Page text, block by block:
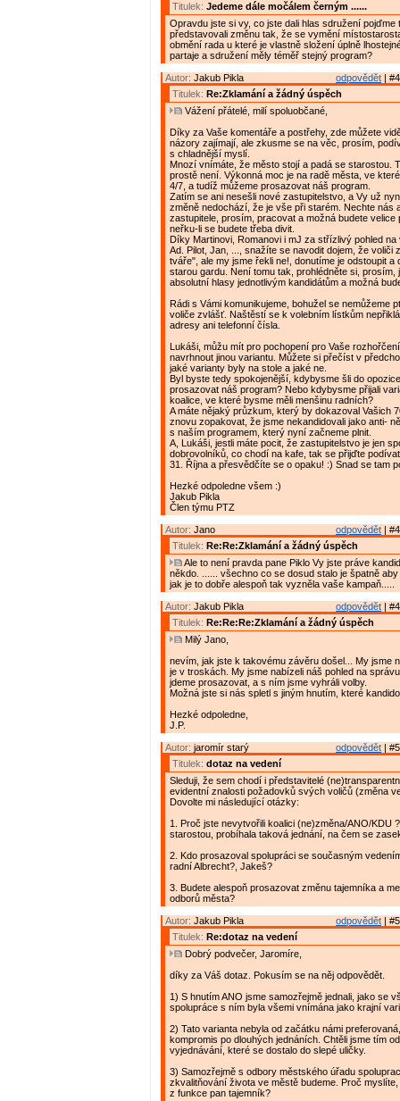
Titulek: Jedeme dále močálem černým ......
Opravdu jste si vy, co jste dali hlas sdružení pojďme
představovali změnu tak, že se vymění
obmění rada u které je vlastně složení úplně
partaje a sdružení měly téměř stejný program?
odpovědět |
Autor: Jakub Pikla
Titulek: Re:Zklamání a žádný úspěch
Vážení přátelé, milí spoluobčané,
Díky za Vaše komentáře a postřehy, zde můžete
názory zajímají, ale zkusme se na věc, prosím,
s chladnější myslí.
Mnozí vnímáte, že město stojí a padá se starostou.
prostě není. Výkonná moc je na radě města, ve
4/7, a tudíž můžeme prosazovat náš program.
Zatím se ani nesešli nové zastupitelstvo, a Vy už
změně nedochází, že je vše při starém. Nechte nás
zastupitele, prosím, pracovat a možná budete velice
neřku-li se budete třeba divit.
Díky Martinovi, Romanovi i mJ za střízlivý pohled na
Ad. Pilot, Jan, ..., snažíte se navodit dojem, že voliči
tváře", ale my jsme řekli ne!, donutíme je odstoupit a
starou gardu. Není tomu tak, prohlédněte si, prosím,
absolutní hlasy jednotlivým kandidátům a možná
Rádi s Vámi komunikujeme, bohužel se nemůžeme
voliče zvlášť. Naštěstí se k volebním lístkům
adresy ani telefonní čísla.
Lukáši, můžu mít pro pochopení pro Vaše
navrhnout jinou variantu. Můžete si přečíst v
jaké varianty byly na stole a jaké ne.
Byl byste tedy spokojenější, kdybysme šli do
prosazovat náš program? Nebo kdybysme přijali
koalice, ve které bysme měli menšinu radních?
A máte nějaký průzkum, který by dokazoval Vašich
znovu zopakovat, že jsme nekandidovali jako anti-
s naším programem, který nyní začneme plnit.
A, Lukáši, jestli máte pocit, že zastupitelstvo je jen
dobrovolníků, co chodí na kafe, tak se přijďte
31. Října a přesvědčíte se o opaku! :) Snad se tam
Hezké odpoledne všem :)
Jakub Pikla
Člen týmu PTZ
odpovědět |
Autor: Jano
Titulek: Re:Re:Zklamání a žádný úspěch
Ale to není pravda pane Piklo Vy jste práve
někdo. ...... všechno co se dosud stalo je špatně
jak je to dobře alespoň tak vyzněla vaše kampaň.....
odpovědět |
Autor: Jakub Pikla
Titulek: Re:Re:Re:Zklamání a žádný úspěch
Milý Jano,
nevím, jak jste k takovému závěru došel... My jsme
je v troskách. My jsme nabízeli náš pohled na
jdeme prosazovat, a s ním jsme vyhráli volby.
Možná jste si nás spletl s jiným hnutím, které
Hezké odpoledne,
J.P.
odpovědět |
Autor: jaromír starý
Titulek: dotaz na vedení
Sleduji, že sem chodí i představitelé
evidentní znalosti požadovků svých voličů (změna
Dovolte mi následující otázky:
1. Proč jste nevytvořili koalici (ne)změna/ANO/KDU
starostou, probíhala taková jednání, na čem se
2. Kdo prosazoval spolupráci se současným
radní Albrecht?, Jakeš?
3. Budete alespoň prosazovat změnu tajemníka a
odborů města?
odpovědět |
Autor: Jakub Pikla
Titulek: Re:dotaz na vedení
Dobrý podvečer, Jaromíre,
díky za Váš dotaz. Pokusím se na něj odpovědět.
1) S hnutím ANO jsme samozřejmě jednali, jako se
spolupráce s ním byla všemi vnímána jako krajní
2) Tato varianta nebyla od začátku námi
kompromis po dlouhých jednáních. Chtěli jsme tím
vyjednávání, které se dostalo do slepé uličky.
3) Samozřejmě s odbory městského úřadu
zkvalitňování života ve městě budeme. Proč
z funkce pan tajemník?